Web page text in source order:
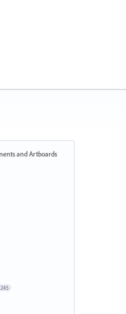
and Artboards
245